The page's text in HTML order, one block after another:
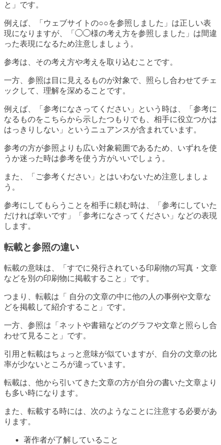
と」です。
例えば、「ウェブサイトの○○を参照しました」は正しい表
現になりますが、「◯◯様の考え方を参照しました」は間違
った表現になるため注意しましょう。
参考は、その考え方や考えを取り込むことです。
一方、参照は目に見えるものが対象で、照らし合わせてチェ
ックして、理解を深めることです。
例えば、「参考になさってください」という時は、「参考に
なるものをこちらから示したつもりでも、相手に役立つかは
はっきりしない」というニュアンスが含まれています。
参考の方が参照よりも広い対象範囲であるため、いずれを使
うか迷った時は参考を使う方がいいでしょう。
また、「ご参考ください」とはいわないため注意しましょ
う。
参考にしてもらうことを相手に頼む時は、「参考にしていた
だければ幸いです」「参考になさってください」などの表現
します。
転載と参照の違い
転載の意味は、「すでに発行されている印刷物の写真・文章
などを別の印刷物に掲載すること」です。
つまり、転載は「 自分の文章の中に他の人の事例や文章な
どを掲載して紹介すること」です。
一方、参照は「ネットや書籍などのグラフや文章と照らし合
わせて見ること」です。
引用と転載はちょっと意味が似ていますが、自分の文章の比
率が少ないところが違っています。
転載は、他から引いてきた文章の方が自分の書いた文章より
も多い時になります。
また、転載する時には、次のようなことに注意する必要があ
ります。
著作者が了解していること